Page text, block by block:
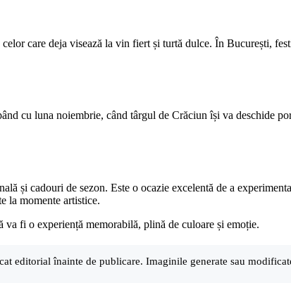
care deja visează la vin fiert și turtă dulce. În București,
cu luna noiembrie, când târgul de Crăciun își va deschide
și cadouri de sezon. Este o ocazie excelentă de a
la momente artistice.
fi o experiență memorabilă, plină de culoare și emoție.
editorial înainte de publicare. Imaginile generate sau